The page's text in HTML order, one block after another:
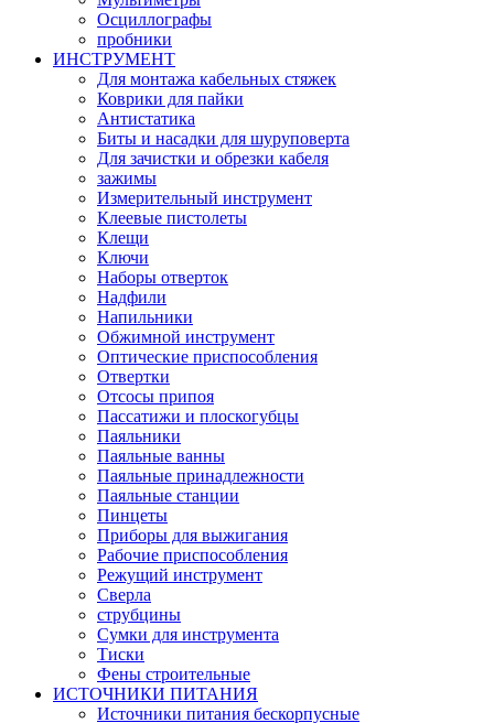
Осциллографы
пробники
ИНСТРУМЕНТ
Для монтажа кабельных стяжек
Коврики для пайки
Антистатика
Биты и насадки для шуруповерта
Для зачистки и обрезки кабеля
зажимы
Измерительный инструмент
Клеевые пистолеты
Клещи
Ключи
Наборы отверток
Надфили
Напильники
Обжимной инструмент
Оптические приспособления
Отвертки
Отсосы припоя
Пассатижи и плоскогубцы
Паяльники
Паяльные ванны
Паяльные принадлежности
Паяльные станции
Пинцеты
Приборы для выжигания
Рабочие приспособления
Режущий инструмент
Сверла
струбцины
Сумки для инструмента
Тиски
Фены строительные
ИСТОЧНИКИ ПИТАНИЯ
Источники питания бескорпусные